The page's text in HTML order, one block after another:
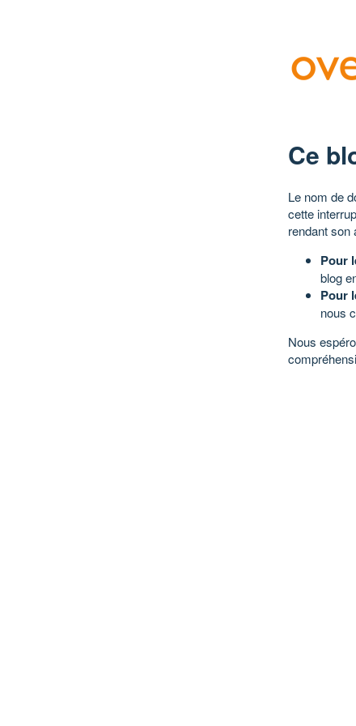
Ce
Le nom de
cette
rendant son
Pour
blog
Pour
nous
Nous